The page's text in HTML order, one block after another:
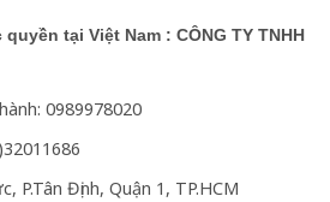
tại Việt Nam : CÔNG TY TNHH
0989978020
P.Tân Định, Quận 1, TP.HCM